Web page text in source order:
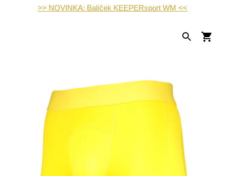
>> NOVINKA: Balíček KEEPERsport WM <<